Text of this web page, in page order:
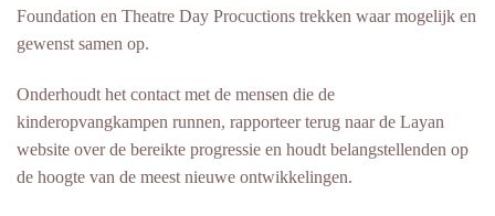
Foundation en Theatre Day Procuctions trekken waar mogelijk en
gewenst samen op.
Onderhoudt het contact met de mensen die de
kinderopvangkampen runnen, rapporteer terug naar de Layan
website over de bereikte progressie en houdt belangstellenden op
de hoogte van de meest nieuwe ontwikkelingen.